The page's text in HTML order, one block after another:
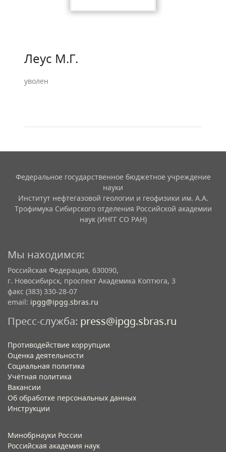
Леус М.Г.
уволен
Федеральное государственное бюджетное учреждение
науки
Институт нефтегазовой геологии и геофизики им. А.А.
Трофимука Сибирского отделения Российской академии
наук (ИНГГ СО РАН)
Мы находимся:
Российская Федерация, 630090,
г. Новосибирск, проспект Академика Коптюга, 3
факс (383) 330-28-07
email: ipgg@ipgg.sbras.ru
Пресс-служба: press@ipgg.sbras.ru
Противодействие коррупции
Оценка деятельности
Социальная политика
Учётная политика​
Вакансии​
Об обработке персональных данных​
Инструкции​
Минобрнауки России
Российская академия наук